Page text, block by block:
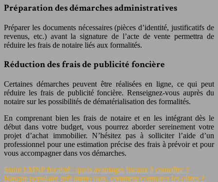
Préparation des démarches administratives
Préparer les documents nécessaires (pièces d’identité, justificatifs de
revenus, etc.) avant la signature de l’acte de vente permettra de
réduire les frais de notaire liés aux formalités.
Réduction des frais de publicité foncière
Certaines démarches peuvent être réalisées en ligne, ce qui peut
réduire les frais de publicité foncière. Renseignez-vous auprès du
notaire sur les possibilités de dématérialisation des formalités.
En comprenant bien les frais de notaire et en les intégrant dès le
début dans votre budget, vous pourrez aborder sereinement votre
projet d’achat immobilier. N’hésitez pas à solliciter l’aide d’un
professionnel pour une estimation précise des frais à prévoir et pour
vous accompagner dans vos démarches.
Statut LMNP fiscalité : quels avantages fiscaux à connaître ?
Banque populaire prêt immo taux, comment comparer les offres ?